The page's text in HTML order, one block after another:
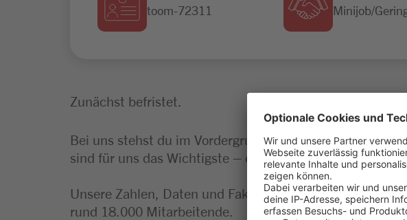
toom-72311 Minijob/
Zunächst befristet.
Bei uns stehst du im Vordergrund. Und ein ganzes
sind für uns das Wichtigste – egal, in welcher Position
Unsere Zahlen, Daten und Fakten: Wir sind Teil der
rund 18.000 Mitarbeitende.